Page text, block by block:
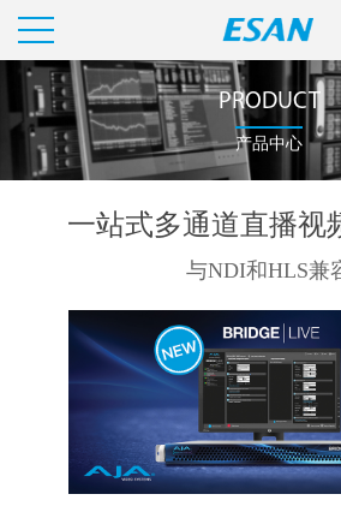
PRODUCT
产品中心
一站式多通道直播视
与NDI和HLS兼